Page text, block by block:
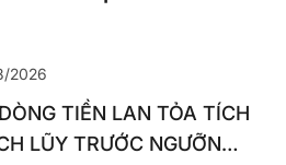
2026
TIỀN LAN TỎA TÍCH
LŨY TRƯỚC NGƯỠNG